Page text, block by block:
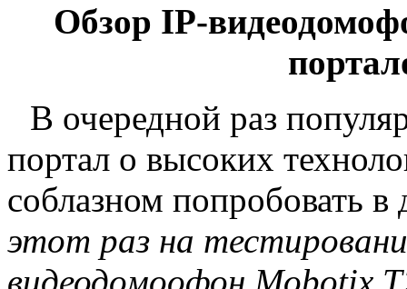
Обзор IP-
В очередной раз
портал о высоких
соблазном попробовать
этот раз на